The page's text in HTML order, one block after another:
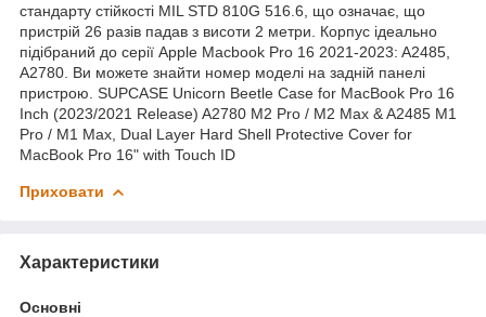
стандарту стійкості MIL STD 810G 516.6, що означає, що
пристрій 26 разів падав з висоти 2 метри. Корпус ідеально
підібраний до серії Apple Macbook Pro 16 2021-2023: A2485,
A2780. Ви можете знайти номер моделі на задній панелі
пристрою. SUPCASE Unicorn Beetle Case for MacBook Pro 16
Inch (2023/2021 Release) A2780 M2 Pro / M2 Max & A2485 M1
Pro / M1 Max, Dual Layer Hard Shell Protective Cover for
MacBook Pro 16" with Touch ID
Приховати
Характеристики
Основні